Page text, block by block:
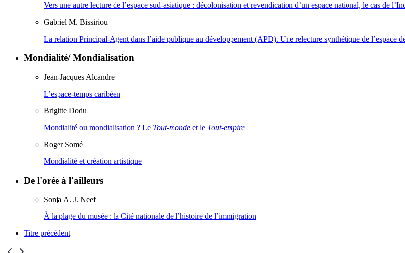
Vers une autre lecture de l’espace sud‑asiatique : décolonisation et revendication d’un espace national, le cas de
Gabriel M. Bissiriou
La relation Principal-Agent dans l’aide publique au développement (APD). Une relecture synthétique de l’espace
Mondialité/ Mondialisation
Jean-Jacques Alcandre
L’espace-temps caribéen
Brigitte Dodu
Mondialité ou mondialisation ? Le Tout‑monde et le Tout‑empire
Roger Somé
Mondialité et création artistique
De l'orée à l'ailleurs
Sonja A. J. Neef
À la plage du musée : la Cité nationale de l’histoire de l’immigration
Titre précédent